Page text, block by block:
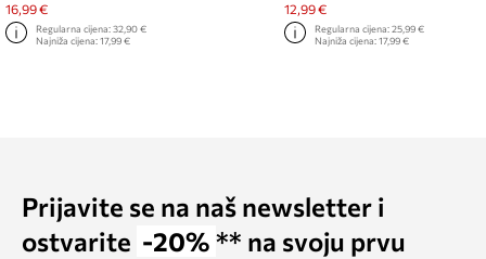
16,99 €
Regularna cijena:32,90 €
Najniža cijena:17,99 €
12,99 €
Regularna cijena:25,99 €
Najniža cijena:17,99 €
Prijavite se na naš newsletter i
ostvarite -20% ** na svoju prvu